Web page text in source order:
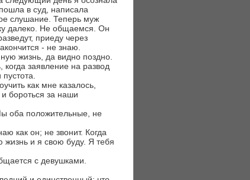
в суд, написала
слушание. Теперь муж
далеко. Не общаемся. Он
приеду через
- не знаю.
жизнь, да видно поздно.
заявление на развод
как мне казалось,
бороться за наши
оба положительные, не
как он; не звонит. Когда
жизнь и я свою буду. Я тебя
с девушками.